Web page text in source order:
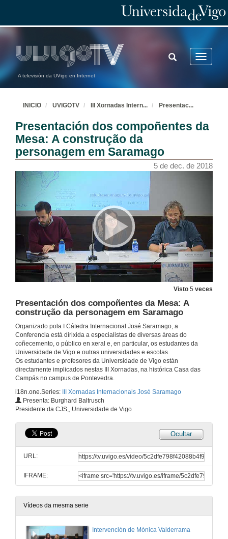
A televisión da UVigo en Internet
Toggle
TOGGLE
SEARCH
INICIO UVIGOTV III Xornadas Intern... Presentac...
Presentación dos compoñentes da
Mesa: A construção da
personagem em Saramago
5 de dec. de 2018
Visto 5 veces
Presentación dos compoñentes da Mesa: A
construção da personagem em Saramago
Organizado pola I Cátedra Internacional José Saramago, a
Conferencia está dirixida a especialistas de diversas áreas do
coñecemento, o público en xeral e, en particular, os estudantes da
Universidade de Vigo e outras universidades e escolas.
Os estudantes e profesores da Universidade de Vigo están
directamente implicados nestas III Xornadas, na histórica Casa das
Campás no campus de Pontevedra.
i18n.one.Series:
III Xornadas Internacionais José Saramago
Presenta: Burghard Baltrusch
Presidente da CJS,, Universidade de Vigo
Ocultar
URL:
IFRAME:
Vídeos da mesma serie
Intervención de Mónica Valderrama